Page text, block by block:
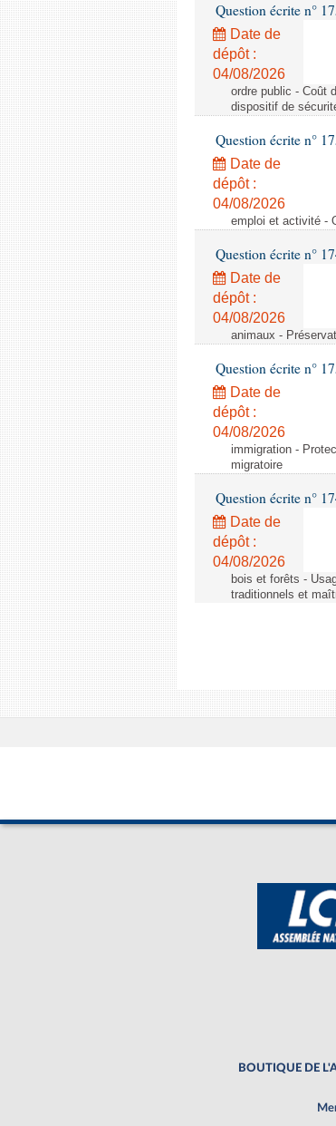
Question écrite n°
Date de
dépôt :
04/08/2026
ordre public - Coût
dispositif de
Question écrite n°
Date de
dépôt :
04/08/2026
emploi et activité -
Question écrite n°
Date de
dépôt :
04/08/2026
animaux -
Question écrite n°
Date de
dépôt :
04/08/2026
immigration -
migratoire
Question écrite n°
Date de
dépôt :
04/08/2026
bois et forêts -
traditionnels et
BOUTIQUE DE